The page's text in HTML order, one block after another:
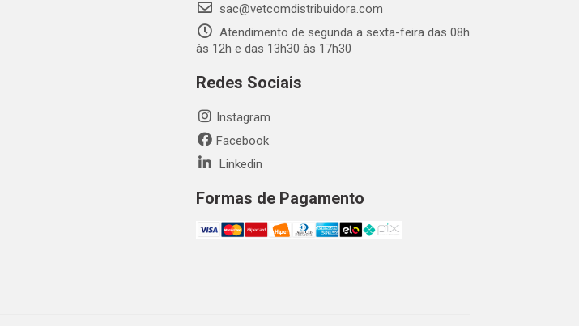
sac@vetcomdistribuidora.com
Atendimento de segunda a sexta-feira das 08h
às 12h e das 13h30 às 17h30
Redes Sociais
Instagram
Facebook
Linkedin
Formas de Pagamento